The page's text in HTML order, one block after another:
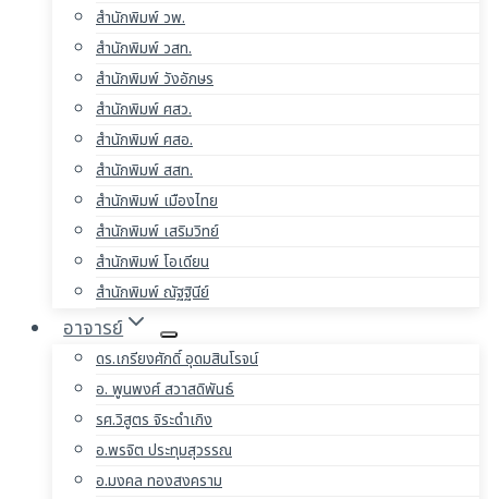
สำนักพิมพ์ วพ.
สำนักพิมพ์ วสท.
สำนักพิมพ์ วังอักษร
สำนักพิมพ์ ศสว.
สำนักพิมพ์ ศสอ.
สำนักพิมพ์ สสท.
สำนักพิมพ์ เมืองไทย
สำนักพิมพ์ เสริมวิทย์
สำนักพิมพ์ โอเดียน
สำนักพิมพ์ ณัฐฐินีย์
อาจารย์
ดร.เกรียงศักดิ์ อุดมสินโรจน์
อ. พูนพงศ์ สวาสดิพันธ์
รศ.วิสูตร จิระดำเกิง
อ.พรจิต ประทุมสุวรรณ
อ.มงคล ทองสงคราม